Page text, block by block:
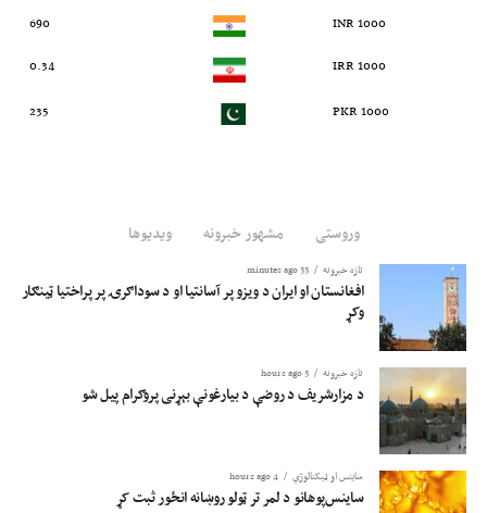
1000 INR
690
1000 IRR
0.34
1000 PKR
235
وروستی مشهور خبرونه ویدیوها
تازه خبرونه 33 minutes ago
افغانستان او ایران د ویزو پر آسانتیا او د سوداګرۍ پر پراختیا ټینګار
وکړ
تازه خبرونه 3 hours ago
د مزارشریف د روضې د بیارغونې بېړنی پروګرام پیل شو
ساینس او ​​ټیکنالوژي 4 hours ago
ساینس‌پوهانو د لمر تر ټولو روښانه انځور ثبت کړ